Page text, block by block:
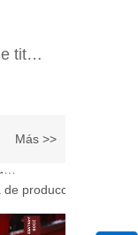
Válvula de aleación de titanio
Más >>
producción de